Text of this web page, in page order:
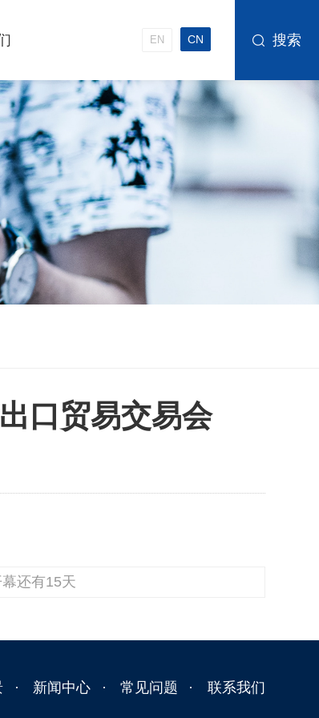
EN CN 搜索
口贸易交易会
还有15天
新闻中心 常见问题 联系我们